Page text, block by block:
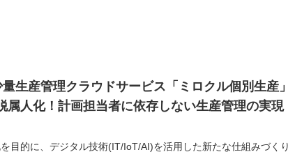
生産管理クラウドサービス「ミロクル個別生産」
人化！計画担当者に依存しない生産管理の実現
目的に、デジタル技術(IT/IoT/AI)を活用した新たな仕組みづくり